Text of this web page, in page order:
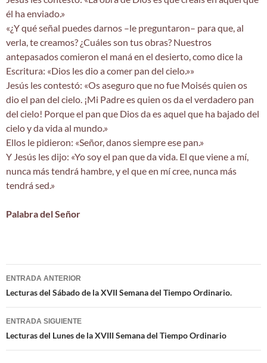
él ha enviado.»
«¿Y qué señal puedes darnos –le preguntaron– para que, al
verla, te creamos? ¿Cuáles son tus obras? Nuestros
antepasados comieron el maná en el desierto, como dice la
Escritura: «Dios les dio a comer pan del cielo.»»
Jesús les contestó: «Os aseguro que no fue Moisés quien os
dio el pan del cielo. ¡Mi Padre es quien os da el verdadero pan
del cielo! Porque el pan que Dios da es aquel que ha bajado del
cielo y da vida al mundo.»
Ellos le pidieron: «Señor, danos siempre ese pan.»
Y Jesús les dijo: «Yo soy el pan que da vida. El que viene a mí,
nunca más tendrá hambre, y el que en mí cree, nunca más
tendrá sed.»
Palabra del Señor
Navegación
de
entradas
ENTRADA ANTERIOR
Lecturas del Sábado de la XVII Semana del Tiempo Ordinario.
ENTRADA SIGUIENTE
Lecturas del Lunes de la XVIII Semana del Tiempo Ordinario